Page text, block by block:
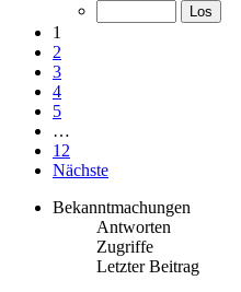
1
2
3
4
5
…
12
Nächste
Bekanntmachungen
Antworten
Zugriffe
Letzter Beitrag